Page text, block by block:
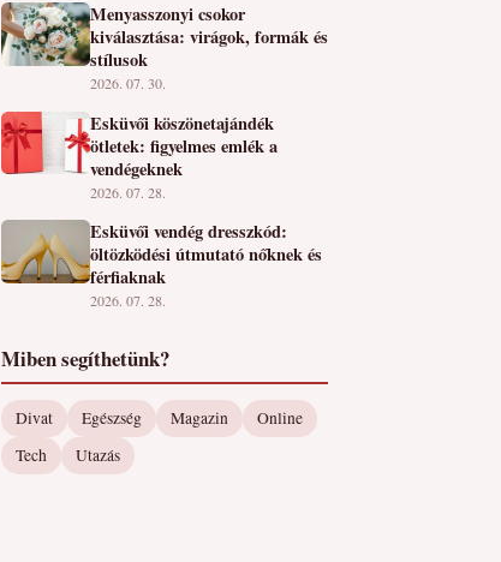
Menyasszonyi csokor
kiválasztása: virágok, formák és
stílusok
2026. 07. 30.
Esküvői köszönetajándék
ötletek: figyelmes emlék a
vendégeknek
2026. 07. 28.
Esküvői vendég dresszkód:
öltözködési útmutató nőknek és
férfiaknak
2026. 07. 28.
Miben segíthetünk?
Divat Egészség Magazin
Online
Tech
Utazás